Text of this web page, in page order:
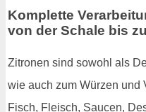
Komplette
von der Schale bis
Zitronen sind sowohl als
wie auch zum Würzen und
Fisch, Fleisch, Saucen,